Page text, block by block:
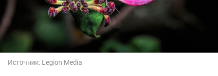
Источник: Legion Media